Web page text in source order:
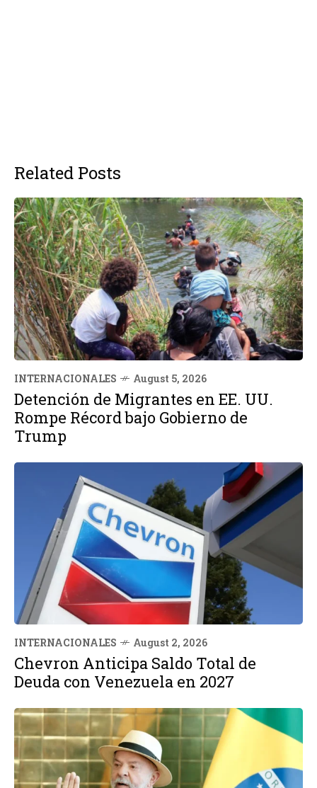
Related Posts
INTERNACIONALES August 5, 2026
Detención de Migrantes en EE. UU.
Rompe Récord bajo Gobierno de
Trump
INTERNACIONALES August 2, 2026
Chevron Anticipa Saldo Total de
Deuda con Venezuela en 2027